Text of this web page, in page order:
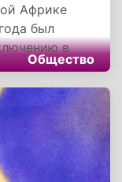
Африке
был
в
акций
заявил, что
где все
гармонии.
Общество